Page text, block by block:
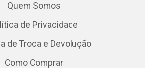
Quem Somos
de Privacidade
de Troca e Devolução
Como Comprar